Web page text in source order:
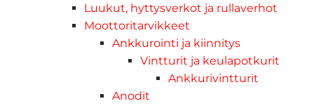
Luukut, hyttysverkot ja rullaverhot
Moottoritarvikkeet
Ankkurointi ja kiinnitys
Vintturit ja keulapotkurit
Ankkurivintturit
Anodit